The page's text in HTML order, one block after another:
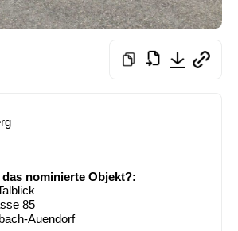
nominierte Objekt?:
85
Auendorf